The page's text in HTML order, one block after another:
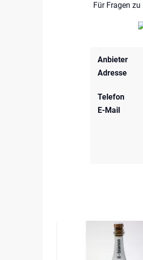
Für Fragen
Anbieter
Adresse
Telefon
E-Mail